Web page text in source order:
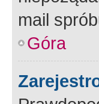
mail
Góra